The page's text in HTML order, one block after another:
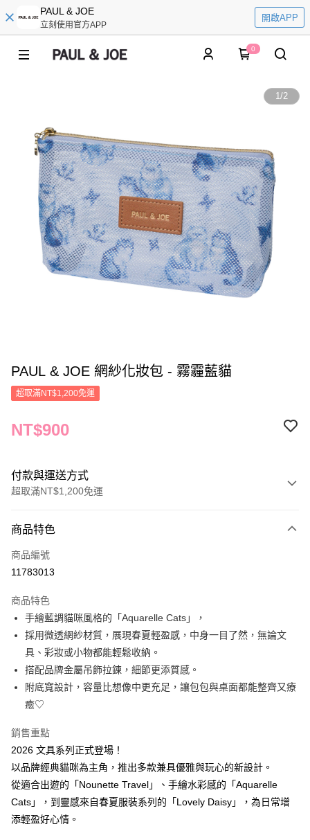
PAUL & JOE
立刻使用官方APP
開啟APP
0
1/2
PAUL & JOE 網紗化妝包 - 霧霾藍貓
超取滿NT$1,200免運
NT$900
付款與運送方式
超取滿NT$1,200免運
信用卡一次付款
信用卡分期付款
合作金庫商業銀行
華南商業銀行
彰化商業銀行
上海商業儲蓄銀行
台北富邦商業銀行
國泰世華商業銀行
臺灣中小企業銀行
台中商業銀行
匯豐（台灣）商業銀行
華泰商業銀行
聯邦商業銀行
遠東國際商業銀行
元大商業銀行
台新國際商業銀行
台灣樂天信用卡公司
LINE Pay
Apple Pay
街口支付
ATM付款
測試中請勿選取(全家)
每筆NT$9,999
測試中請勿選取(萊爾富)
每筆NT$9,999
商品特色
商品編號
11783013
商品特色
手繪藍調貓咪風格的「Aquarelle Cats」，
採用微透網紗材質，展現春夏輕盈感，中身一目了然，無論文
具、彩妝或小物都能輕鬆收納。
搭配品牌金屬吊飾拉鍊，細節更添質感。
附底寬設計，容量比想像中更充足，讓包包與桌面都能整齊又療
癒♡
銷售重點
2026 文具系列正式登場！
以品牌經典貓咪為主角，推出多款兼具優雅與玩心的新設計。
從適合出遊的「Nounette Travel」、手繪水彩感的「Aquarelle
Cats」，到靈感來自春夏服裝系列的「Lovely Daisy」，為日常增
添輕盈好心情。